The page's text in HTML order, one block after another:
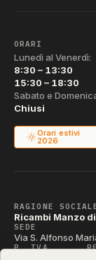
ORARI
Lunedì al Venerdì:
8:30 – 13:30
15:30 – 18:30
Sabato e
Chiusi
Orari estivi
2026
RAGIONE
Ricambi Manzo
SEDE
Via S. Alfonso
P. IVA